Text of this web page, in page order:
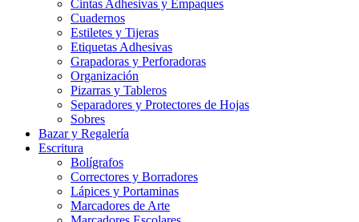
Cintas Adhesivas y Empaques
Cuadernos
Estiletes y Tijeras
Etiquetas Adhesivas
Grapadoras y Perforadoras
Organización
Pizarras y Tableros
Separadores y Protectores de Hojas
Sobres
Bazar y Regalería
Escritura
Bolígrafos
Correctores y Borradores
Lápices y Portaminas
Marcadores de Arte